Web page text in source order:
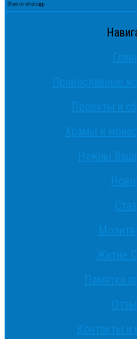
Share on whatsapp
Православные
Проекты и
Храмы и
Нужны
Житие
Памятка
Контакты и